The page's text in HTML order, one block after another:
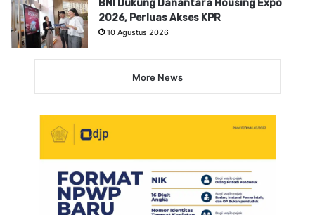
BNI Dukung Danantara Housing Expo
2026, Perluas Akses KPR
10 Agustus 2026
More News